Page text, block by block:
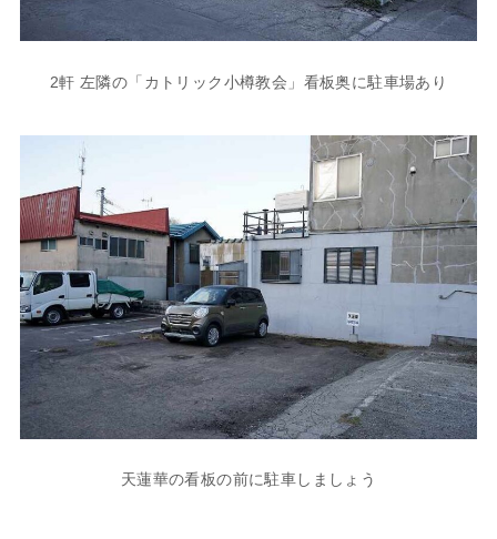
2軒 左隣の「カトリック小樽教会」看板奥に駐車場あり
天蓮華の看板の前に駐車しましょう